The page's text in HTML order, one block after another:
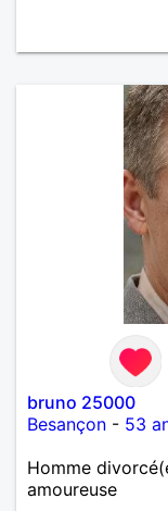
bruno 25000
Besançon - 53
Homme
amoureuse